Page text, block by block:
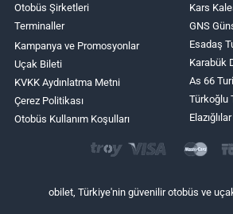
Otobüs Şirketleri
Terminaller
Kampanya ve Promosyonlar
Uçak Bileti
KVKK Aydınlatma Metni
Çerez Politikası
Otobüs Kullanım Koşulları
Kars
GNS
Esadaş
Karabük
As 66
Türkoğlu
obilet, Türkiye'nin güvenilir otobüs ve